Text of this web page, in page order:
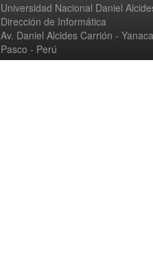
Universidad Nacional Daniel
Dirección de Informática
Av. Daniel Alcides Carrión -
Pasco - Perú